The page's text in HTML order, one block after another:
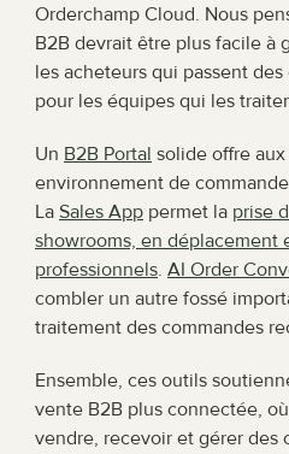
Orderchamp Cloud. Nous
B2B devrait être plus facile à
les acheteurs qui passent
pour les équipes qui les
Un B2B Portal solide offre
environnement de
La Sales App permet la prise
showrooms, en déplacement
professionnels. AI Order
combler un autre fossé
traitement des commandes
Ensemble, ces outils
vente B2B plus connectée,
vendre, recevoir et gérer des